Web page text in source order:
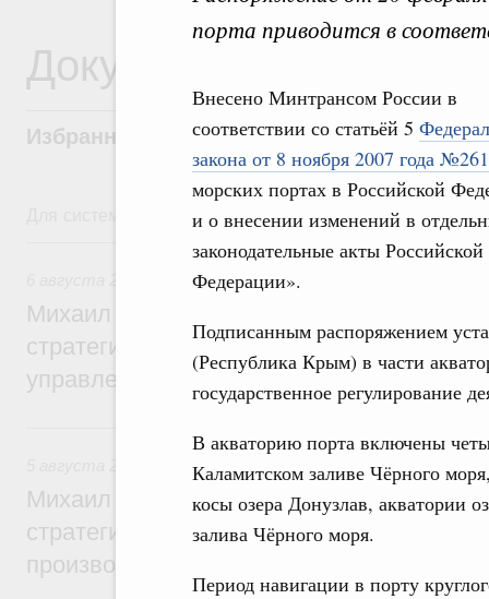
порта приводится в
Внесено Минтрансом России в
соответствии со статьёй 5
закона от 8 ноября 2007 года
морских портах в Российской
и о внесении изменений в
законодательные акты Российской
Федерации».
Подписанным распоряжением
(Республика Крым) в части
государственное регулирование
В акваторию порта включены
Каламитском заливе Чёрного
косы озера Донузлав, акватории
залива Чёрного моря.
Период навигации в порту
Документы
Избранные документы со справками к
Для системного поиска перейдите в раздел "Поиск по
6 августа, четверг
Технологическое развитие. Инновации
Михаил Мишустин дал поручения по
стратегической сессии о
управления научно-технологическим
Вопросы производительности труда и
Михаил Мишустин дал поручения по
стратегической сессии, посвящённой
производительности труда